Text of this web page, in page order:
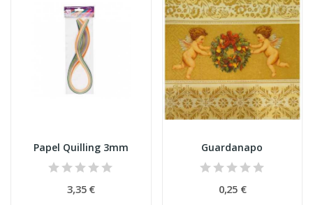
Papel Quilling 3mm
3,35 €
Guardanapo
0,25 €